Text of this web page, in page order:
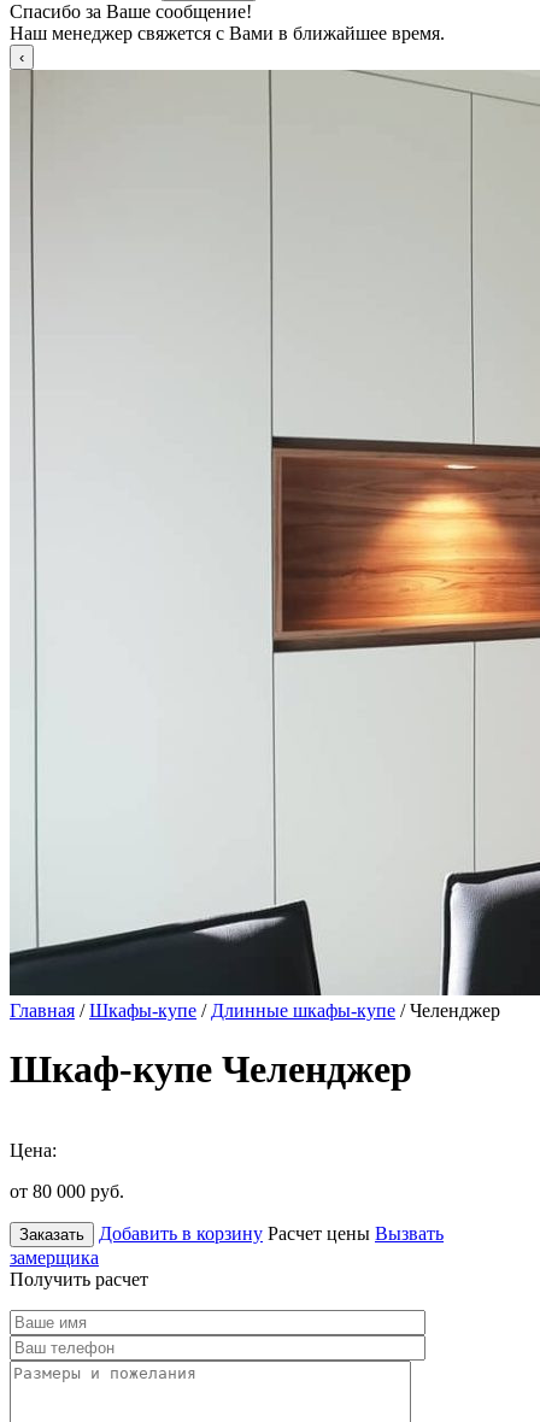
Спасибо за Ваше сообщение!
Наш менеджер свяжется с Вами в ближайшее время.
Главная /Шкафы-купе / Длинные шкафы-купе / Челенджер
Шкаф-купе Челенджер
Цена:
от 80 000 руб.
Заказать Добавить в корзину Расчет цены Вызвать
замерщика
Получить расчет